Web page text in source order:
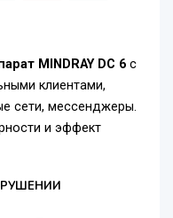
MINDRAY DC 6 с
клиентами,
сети, мессенджеры.
и эффект